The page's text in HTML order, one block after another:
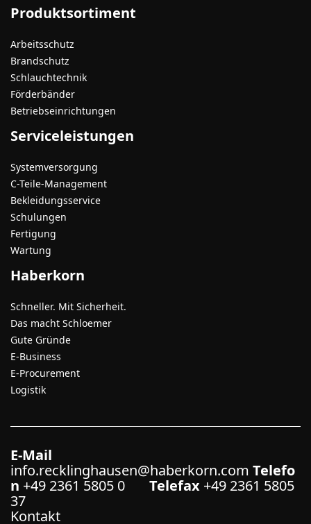
Produktsortiment
Arbeitsschutz
Brandschutz
Schlauchtechnik
Förderbänder
Betriebseinrichtungen
Serviceleistungen
Systemversorgung
C-Teile-Management
Bekleidungsservice
Schulungen
Fertigung
Wartung
Haberkorn
Schneller. Mit Sicherheit.
Das macht Schloemer
Gute Gründe
E-Business
E-Procurement
Logistik
E-Mail
info.recklinghausen@haberkorn.com Telefo
n +49 2361 5805 0 Telefax +49 2361 5805
37
Kontakt